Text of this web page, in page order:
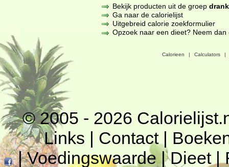
Bekijk producten uit de groep
Ga naar de calorielijst
Uitgebreid calorie zoekformulier
Opzoek naar een dieet? Neem
Calorieen | Calculators |
© 2005 - 2026
Links | Contact|
|Voedingswaarde|Dieet|